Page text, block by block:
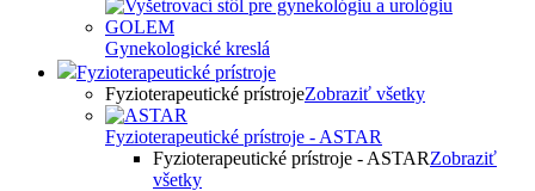
Gynekologické kreslá
Fyzioterapeutické prístroje
Fyzioterapeutické prístrojeZobraziť všetky
Fyzioterapeutické prístroje - ASTAR
Fyzioterapeutické prístroje - ASTARZobraziť
všetky